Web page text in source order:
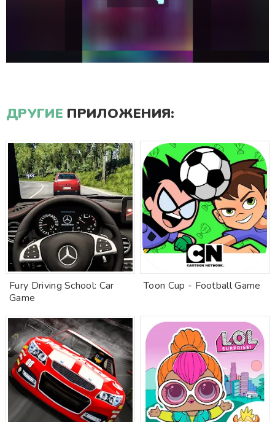
ДРУГИЕ ПРИЛОЖЕНИЯ:
Fury Driving School: Car
Game
Toon Cup - Football Game